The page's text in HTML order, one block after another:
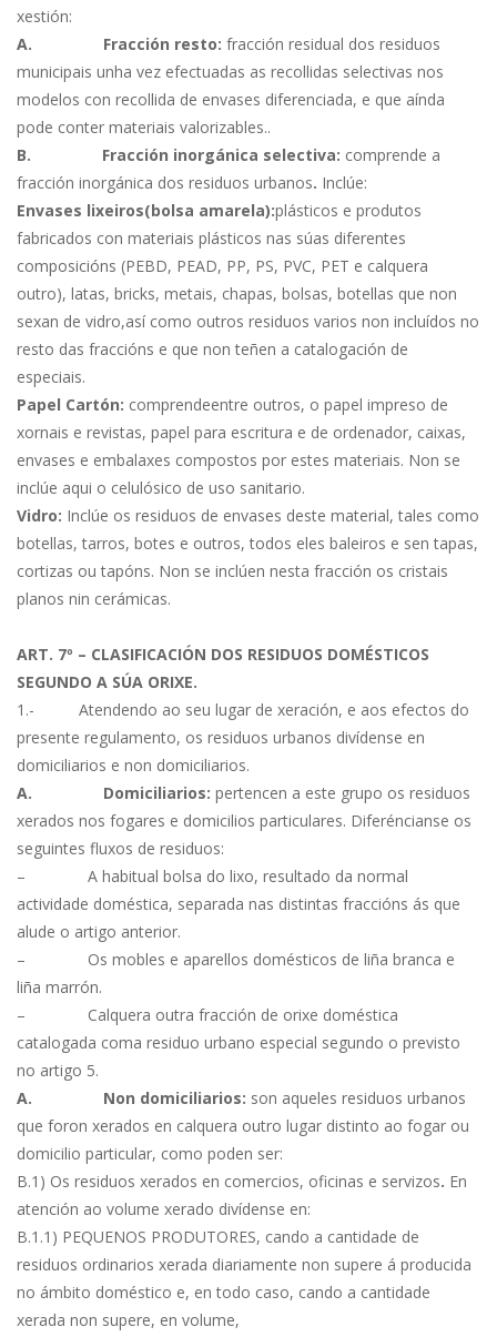
xestión:
A. Fracción resto: fracción residual dos residuos
municipais unha vez efectuadas as recollidas selectivas nos
modelos con recollida de envases diferenciada, e que aínda
pode conter materiais valorizables..
B. Fracción inorgánica selectiva: comprende a
fracción inorgánica dos residuos urbanos. Inclúe:
Envases lixeiros(bolsa amarela):plásticos e produtos
fabricados con materiais plásticos nas súas diferentes
composicións (PEBD, PEAD, PP, PS, PVC, PET e calquera
outro), latas, bricks, metais, chapas, bolsas, botellas que non
sexan de vidro,así como outros residuos varios non incluídos no
resto das fraccións e que non teñen a catalogación de
especiais.
Papel Cartón: comprendeentre outros, o papel impreso de
xornais e revistas, papel para escritura e de ordenador, caixas,
envases e embalaxes compostos por estes materiais. Non se
inclúe aqui o celulósico de uso sanitario.
Vidro: Inclúe os residuos de envases deste material, tales como
botellas, tarros, botes e outros, todos eles baleiros e sen tapas,
cortizas ou tapóns. Non se inclúen nesta fracción os cristais
planos nin cerámicas.
ART. 7º – CLASIFICACIÓN DOS RESIDUOS DOMÉSTICOS
SEGUNDO A SÚA ORIXE.
1.- Atendendo ao seu lugar de xeración, e aos efectos do
presente regulamento, os residuos urbanos divídense en
domiciliarios e non domiciliarios.
A. Domiciliarios: pertencen a este grupo os residuos
xerados nos fogares e domicilios particulares. Diferéncianse os
seguintes fluxos de residuos:
– A habitual bolsa do lixo, resultado da normal
actividade doméstica, separada nas distintas fraccións ás que
alude o artigo anterior.
– Os mobles e aparellos domésticos de liña branca e
liña marrón.
– Calquera outra fracción de orixe doméstica
catalogada coma residuo urbano especial segundo o previsto
no artigo 5.
A. Non domiciliarios: son aqueles residuos urbanos
que foron xerados en calquera outro lugar distinto ao fogar ou
domicilio particular, como poden ser:
B.1) Os residuos xerados en comercios, oficinas e servizos. En
atención ao volume xerado divídense en:
B.1.1) PEQUENOS PRODUTORES, cando a cantidade de
residuos ordinarios xerada diariamente non supere á producida
no ámbito doméstico e, en todo caso, cando a cantidade
xerada non supere, en volume,